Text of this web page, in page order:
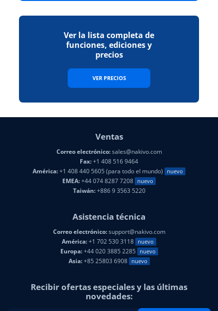
Ver la lista completa de
funciones, ediciones y
precios
VER PRECIOS
Ventas
Correo electrónico:sales@nakivo.com
Fax:+1 408 516 9464
América:+1 408 440 5605 (para todo el mundo) nuevo
EMEA:+44 074 8287 7208 nuevo
Taiwán:+886 9 3563 5220
Asistencia técnica
Correo electrónico:support@nakivo.com
América:+1 702 530 3118 nuevo
Europa:+44 020 3885 2285 nuevo
Asia:+85 25803 6908 nuevo
Recibir ofertas especiales y las últimas
novedades: